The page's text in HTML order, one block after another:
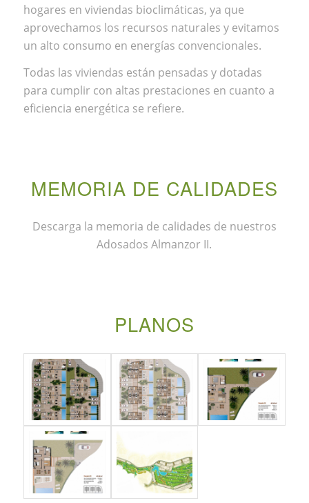
hogares en viviendas bioclimáticas, ya que
aprovechamos los recursos naturales y evitamos
un alto consumo en energías convencionales.
Todas las viviendas están pensadas y dotadas
para cumplir con altas prestaciones en cuanto a
eficiencia energética se refiere.
MEMORIA DE CALIDADES
Descarga la memoria de calidades de nuestros
Adosados Almanzor II.
PLANOS